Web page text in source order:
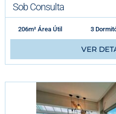
Sob Consulta
206m² Área Útil 3
VER